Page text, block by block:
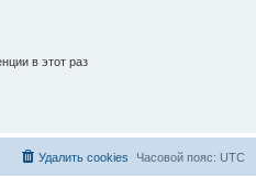
в этот раз
Часовой пояс: UTC
Удалить cookies